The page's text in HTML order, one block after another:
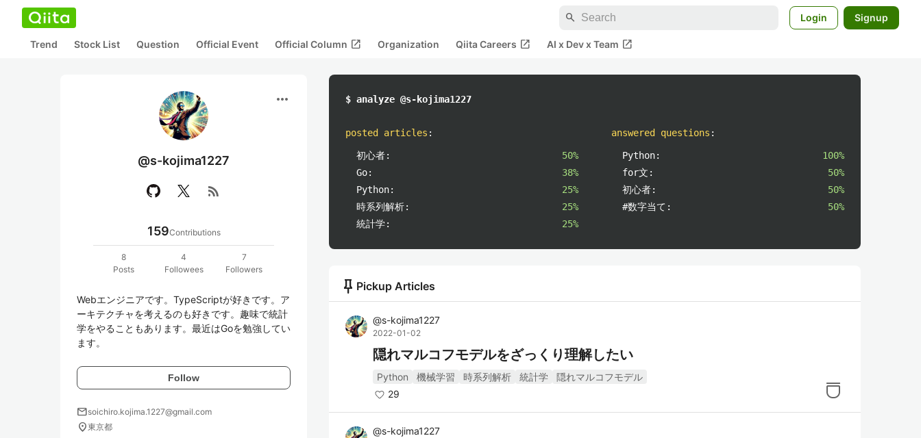
search Login Signup
Trend Stock List Question Official Event Official Column open_in_new Organization Qiita Careers open_in_new AI x Dev x Team open_in_new
more_horiz
@s-kojima1227
rss_feed
159Contributions
8
Posts
4
Followees
7
Followers
Webエンジニアです。TypeScriptが好きです。ア
ーキテクチャを考えるのも好きです。趣味で統計
学をやることもあります。最近はGoを勉強してい
ます。
Follow
mailsoichiro.kojima.1227@gmail.com
location_on東京都
$ analyze @s-kojima1227
posted articles :
初心者:
50%
Go:
38%
Python:
25%
時系列解析:
25%
統計学:
25%
answered questions :
Python:
100%
for文:
50%
初心者:
50%
#数字当て:
50%
push_pin Pickup Articles
@s-kojima1227
2022-01-02
隠れマルコフモデルをざっくり理解したい
Python 機械学習 時系列解析 統計学
隠れマルコフモデル
29
@s-kojima1227